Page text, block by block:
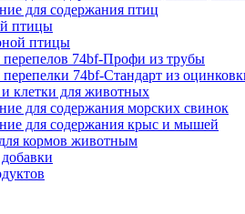
для содержания птиц
птицы
птицы
перепелов 74bf-Профи из трубы
перепелки 74bf-Стандарт из
клетки для животных
для содержания морских свинок
для содержания крыс и мышей
кормов животным